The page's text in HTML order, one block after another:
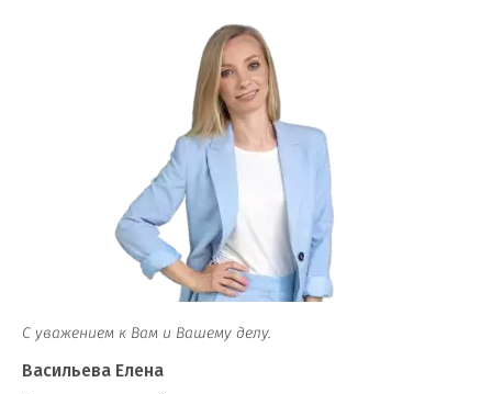
С уважением к Вам и Вашему делу.
Васильева Елена